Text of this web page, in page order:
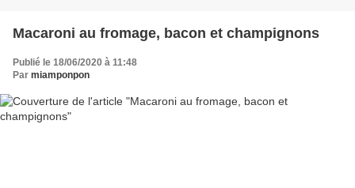
Macaroni au fromage, bacon et champignons
Publié le 18/06/2020 à 11:48
Par miamponpon